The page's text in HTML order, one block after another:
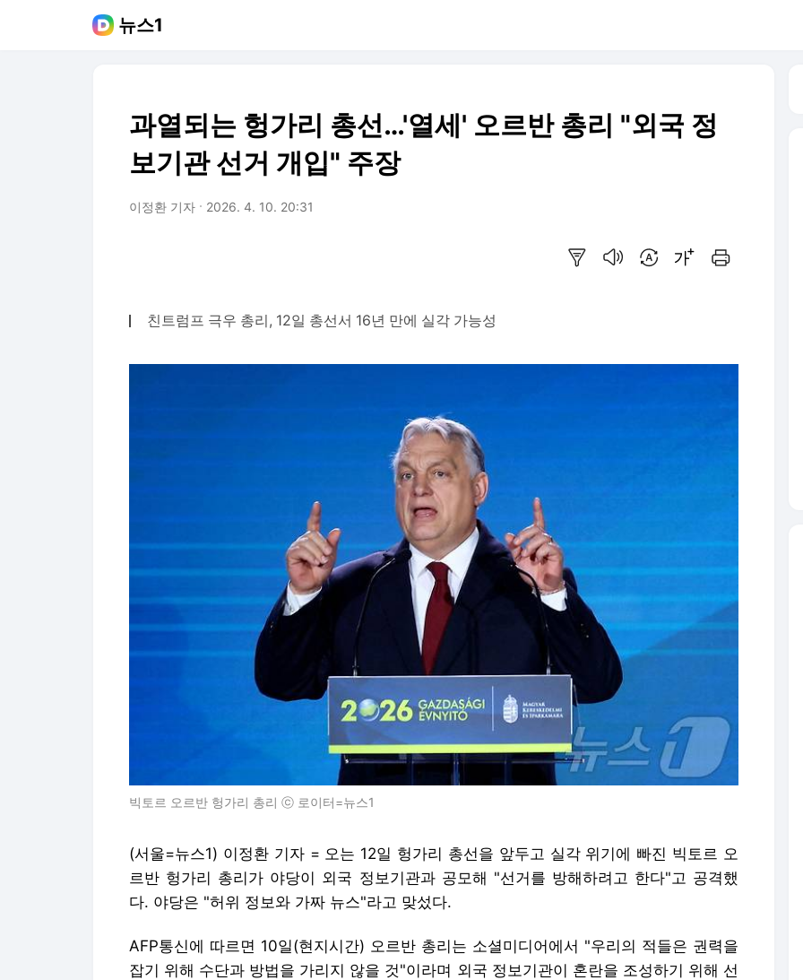
뉴스1
과열되는 헝가리 총선…'열세' 오르반 총리 "외국 정
보기관 선거 개입" 주장
이정환 기자 2026. 4. 10. 20:31
친트럼프 극우 총리, 12일 총선서 16년 만에 실각 가능성
빅토르 오르반 헝가리 총리 ⓒ 로이터=뉴스1
(서울=뉴스1) 이정환 기자 = 오는 12일 헝가리 총선을 앞두고 실각 위기에 빠진 빅토르 오
르반 헝가리 총리가 야당이 외국 정보기관과 공모해 "선거를 방해하려고 한다"고 공격했
다. 야당은 "허위 정보와 가짜 뉴스"라고 맞섰다.
AFP통신에 따르면 10일(현지시간) 오르반 총리는 소셜미디어에서 "우리의 적들은 권력을
잡기 위해 수단과 방법을 가리지 않을 것"이라며 외국 정보기관이 혼란을 조성하기 위해 선